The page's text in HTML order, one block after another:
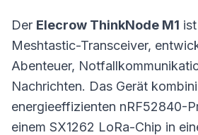
Der Elecrow ThinkNode M1
Meshtastic-Transceiver,
Abenteuer,
Nachrichten. Das Gerät
energieeffizienten nRF52840-
einem SX1262 LoRa-Chip in